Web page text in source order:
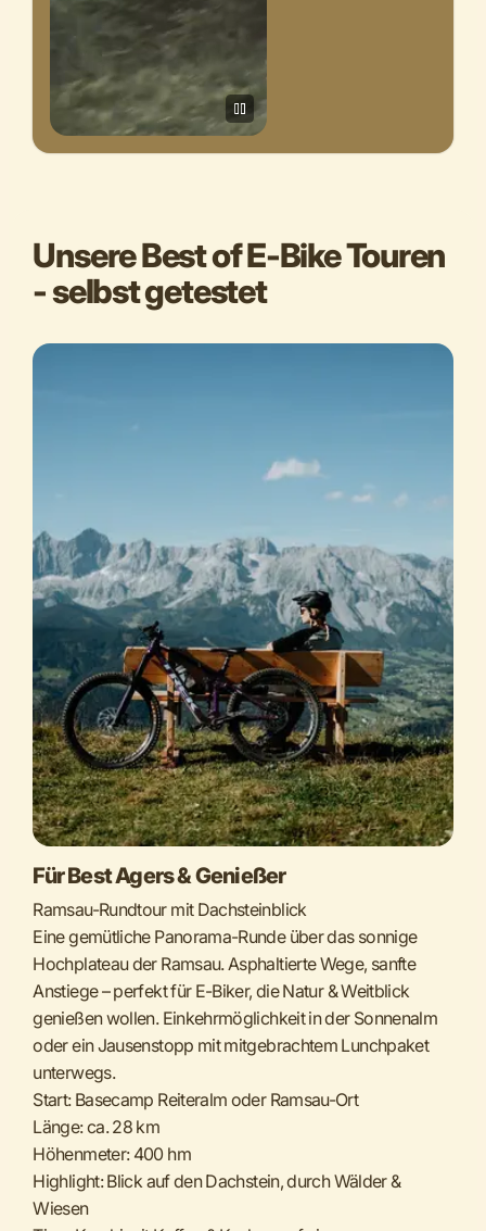
Unsere Best of E-Bike Touren
- selbst getestet
Für Best Agers & Genießer
Ramsau-Rundtour mit Dachsteinblick
Eine gemütliche Panorama-Runde über das sonnige
Hochplateau der Ramsau. Asphaltierte Wege, sanfte
Anstiege – perfekt für E-Biker, die Natur & Weitblick
genießen wollen. Einkehrmöglichkeit in der Sonnenalm
oder ein Jausenstopp mit mitgebrachtem Lunchpaket
unterwegs.
Start: Basecamp Reiteralm oder Ramsau-Ort
Länge: ca. 28 km
Höhenmeter: 400 hm
Highlight: Blick auf den Dachstein, durch Wälder &
Wiesen